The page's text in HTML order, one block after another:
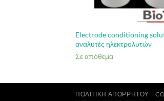
Electrode conditioning
αναλυτές ηλεκτρολυτών
Σε απόθεμα
ΠΟΛΙΤΙΚΉ ΑΠΟΡΡΉΤΟΥ